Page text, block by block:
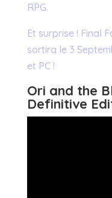
RPG.
Et surprise ! Final
sortira le 3
et PC !
Ori and the
Definitive